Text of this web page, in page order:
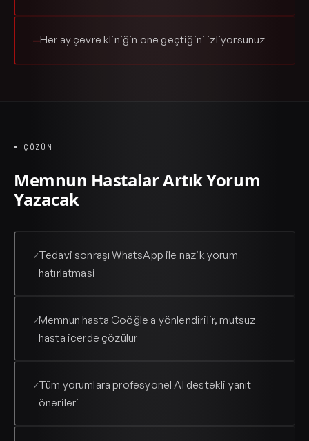
—Her ay çevre kliniğin one geçtiğini izliyorsunuz
ÇÖZÜM
Memnun Hastalar Artık Yorum
Yazacak
✓Tedavi sonraşı WhatsApp ile nazik yorum
hatırlatmasi
✓Memnun hasta Goöğle a yönlendirilir, mutsuz
hasta icerde çözülur
✓Tüm yorumlara profesyonel AI destekli yanıt
önerileri